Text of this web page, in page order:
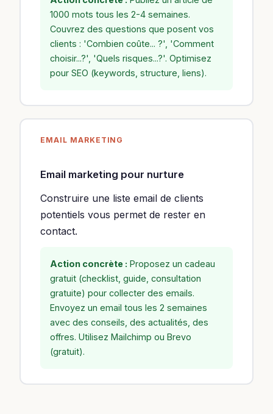
1000 mots tous les 2-4 semaines.
Couvrez des questions que posent vos
clients : 'Combien coûte... ?', 'Comment
choisir...?', 'Quels risques...?'. Optimisez
pour SEO (keywords, structure, liens).
EMAIL MARKETING
Email marketing pour nurture
Construire une liste email de clients
potentiels vous permet de rester en
contact.
Action concrète : Proposez un cadeau
gratuit (checklist, guide, consultation
gratuite) pour collecter des emails.
Envoyez un email tous les 2 semaines
avec des conseils, des actualités, des
offres. Utilisez Mailchimp ou Brevo
(gratuit).